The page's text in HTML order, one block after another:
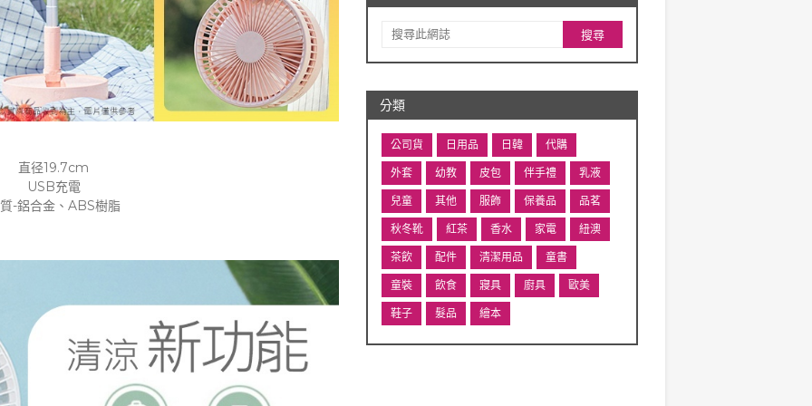
直径19.7cm
USB充電
-鋁合金、ABS樹脂
分類
公司貨 日用品 日韓 代購
外套 幼教 皮包 伴手禮 乳液
兒童 其他 服飾 保養品 品茗
秋冬靴 紅茶 香水 家電 紐澳
茶飲 配件 清潔用品 童書
童裝 飲食 寢具 廚具 歐美
鞋子 髮品 繪本